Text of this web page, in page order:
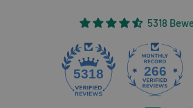
5318
5318 266